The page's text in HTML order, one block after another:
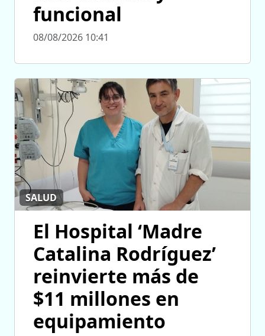
funcional
08/08/2026 10:41
SALUD
El Hospital ‘Madre
Catalina Rodríguez’
reinvierte más de
$11 millones en
equipamiento